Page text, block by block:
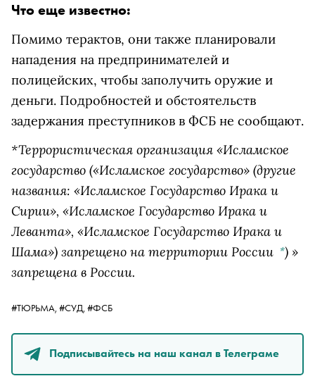
Что еще известно:
Помимо терактов, они также планировали
нападения на предпринимателей и
полицейских, чтобы заполучить оружие и
деньги. Подробностей и обстоятельств
задержания преступников в ФСБ не сообщают.
*Террористическая организация «Исламское
государство («Исламское государство» (другие
названия: «Исламское Государство Ирака и
Сирии», «Исламское Государство Ирака и
Леванта», «Исламское Государство Ирака и
Шама») запрещено на территории России *) »
запрещена в России.
#ТЮРЬМА, #СУД, #ФСБ
Подписывайтесь на наш канал в Телеграме